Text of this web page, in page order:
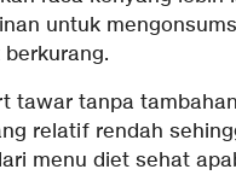
untuk
tawar tanpa
relatif rendah
menu diet sehat